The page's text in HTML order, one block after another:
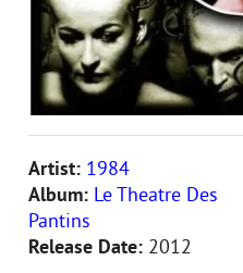
Artist: 1984
Album: Le Theatre Des
Pantins
Release Date: 2012